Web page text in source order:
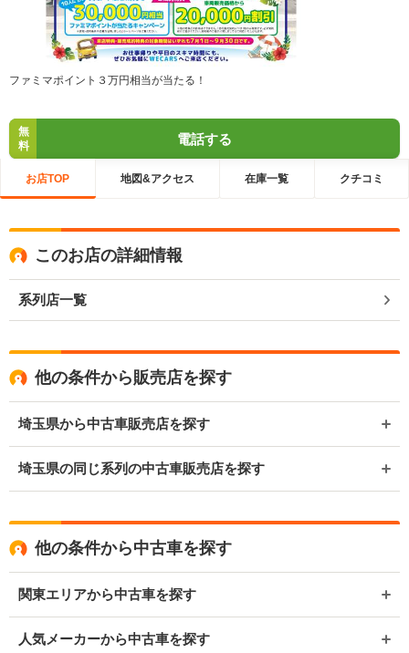
ファミマポイント３万円相当が当たる！
無
料
電話する
お店TOP 地図&アクセス 在庫一覧 クチコミ
このお店の詳細情報
系列店一覧
他の条件から販売店を探す
埼玉県から中古車販売店を探す
埼玉県の同じ系列の中古車販売店を探す
他の条件から中古車を探す
関東エリアから中古車を探す
人気メーカーから中古車を探す